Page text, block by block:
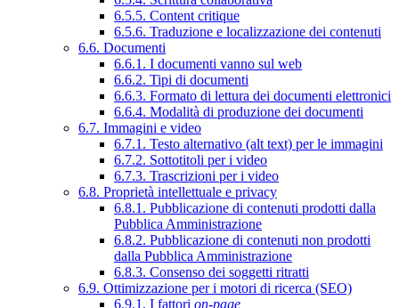
6.5.5. Content critique
6.5.6. Traduzione e localizzazione dei contenuti
6.6. Documenti
6.6.1. I documenti vanno sul web
6.6.2. Tipi di documenti
6.6.3. Formato di lettura dei documenti elettronici
6.6.4. Modalità di produzione dei documenti
6.7. Immagini e video
6.7.1. Testo alternativo (alt text) per le immagini
6.7.2. Sottotitoli per i video
6.7.3. Trascrizioni per i video
6.8. Proprietà intellettuale e privacy
6.8.1. Pubblicazione di contenuti prodotti dalla
Pubblica Amministrazione
6.8.2. Pubblicazione di contenuti non prodotti
dalla Pubblica Amministrazione
6.8.3. Consenso dei soggetti ritratti
6.9. Ottimizzazione per i motori di ricerca (SEO)
6.9.1. I fattori on-page